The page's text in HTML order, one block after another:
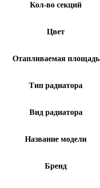
Кол-во секций
Цвет
Отапливаемая площадь
Тип радиатора
Вид радиатора
Название модели
Бренд